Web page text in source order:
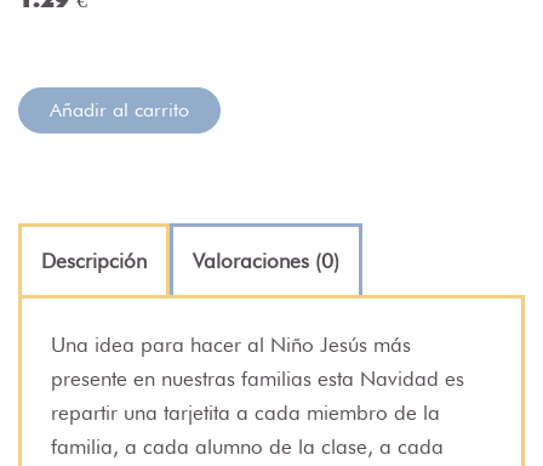
Añadir al carrito
Descripción Valoraciones (0)
Una idea para hacer al Niño Jesús más
presente en nuestras familias esta Navidad es
repartir una tarjetita a cada miembro de la
familia, a cada alumno de la clase, a cada